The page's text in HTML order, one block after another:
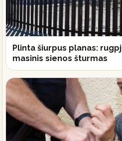
Plinta šiurpus planas:
masinis sienos šturmas